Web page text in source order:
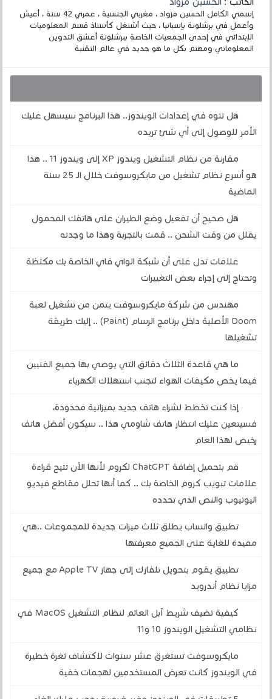
إسمي الكامل الحسين مزواد ، مغربي الجنسية ، عمري 42 سنة ، أعيش
وأعمل في برشلونة بإسبانيا ، حيث أشتغل كأستاذ قسم المعلوميات
الإبتدائي في إحدى الجمعيات الخاصة ببرشلونة أعشق التدوين
المعلوماتي ومهتم بكل ما هو جديد في عالم التقنية
هل تتوه في إعدادات الويندوز.. هذا البرنامج سيسهل عليك
الأمر للوصول إلى أي شئ تريده
مقارنة من نظام التشغيل ويندوز XP إلى ويندوز 11 .. هذا
هو أسرع نظام تشغيل من مايكروسوفت خلال الـ 25 سنة
الماضية
هل صحيح أن تفعيل وضع الطيران على هاتفك المحمول
يقلل من وقت الشحن .. قمت بالتجربة وهذا ما وجدته
علامات تدل على أن شبكة الواي فاي الخاصة بك مكتظة
وتحتاج إلى إجراء بعض التغييرات
مهندس من شركة مايكروسوفت يتمن من تشغيل لعبة
Doom الأصلية داخل برنامج الرسام (Paint) .. إليك طريقة
تشغيلها
ما هي قاعدة الثلاث دقائق التي يوصي بها جميع الفنيين
فيما يخص مكيفات الهواء لتجنب استهلاك الكهرباء
إذا كنت تخطط لشراء هاتف جديد بميزانية محدودة،
فسيتعين عليك انتظار هاتف شاومي هذا .. سيكون أفضل هاتف
رخيص لهذا العام
قم بتحميل إضافة ChatGPT لكروم لأنها الآن تتيح قراءة
علامات تبويب كروم الخاصة بك .. كما أنها تحلل مقاطع فيديو
اليوتيوب والنص الذي تحدده
تطبيق واتساب يطلق ثلاث ميزات جديدة للمجموعات ..هي
مفيدة للغاية على الجميع معرفتها
تطبيق يقوم بتحويل تلفازك إلى جهاز Apple TV مع جميع
مزايا نظام أندرويد
كيفية تضيف شريط آبل العائم لنظام التشغيل MacOS في
نظامي التشغيل الويندوز 10 و11
مايكروسوفت تستغرق عشر سنوات لاكتشاف ثغرة خطيرة
في الويندوز كانت تعرض المستخدمين لهجمات خفية